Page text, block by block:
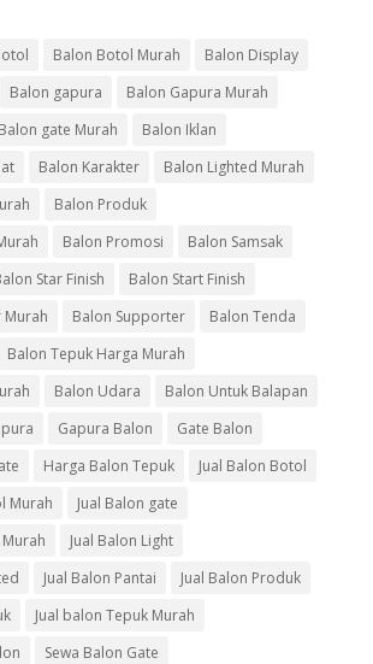
Balon Botol Murah
Balon Display
Balon gapura
Balon Gapura Murah
Balon gate Murah
Balon Iklan
Balon Karakter
Balon Lighted Murah
Balon Produk
Balon Promosi
Balon Samsak
Star Finish
Balon Start Finish
Murah
Balon Supporter
Balon Tenda
Balon Tepuk Harga Murah
Balon Udara
Balon Untuk Balapan
Gapura Balon
Gate Balon
Harga Balon Tepuk
Jual Balon Botol
Murah
Jual Balon gate
Jual Balon Light
Jual Balon Pantai
Jual Balon Produk
Jual balon Tepuk Murah
Sewa Balon Gate